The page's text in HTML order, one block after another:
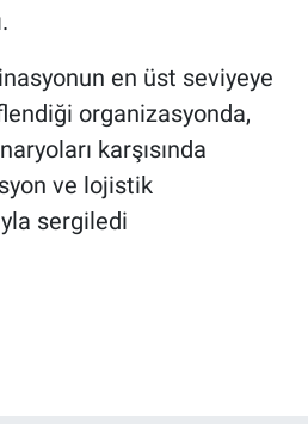
en üst seviyeye
organizasyonda,
karşısında
ve lojistik
sergiledi